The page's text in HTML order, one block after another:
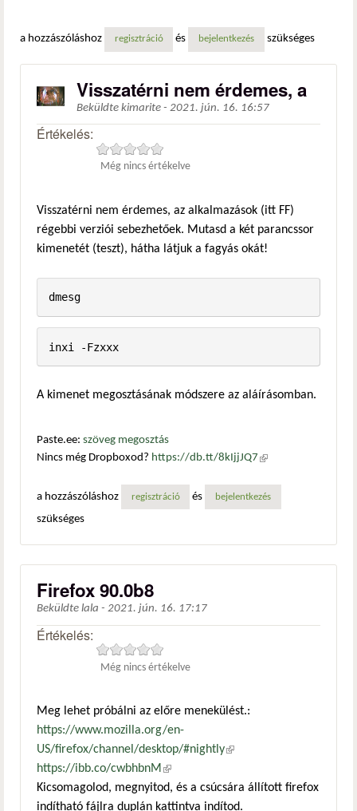
a hozzászóláshoz regisztráció és bejelentkezés szükséges
Visszatérni nem érdemes, a
Beküldte kimarite - 2021. jún. 16. 16:57
Értékelés:
Még nincs értékelve
Visszatérni nem érdemes, az alkalmazások (itt FF)
régebbi verziói sebezhetőek. Mutasd a két parancssor
kimenetét (teszt), hátha látjuk a fagyás okát!
dmesg
inxi -Fzxxx
A kimenet megosztásának módszere az aláírásomban.
Paste.ee: szöveg megosztás
Nincs még Dropboxod? https://db.tt/8kIjjJQ7 (külső
a hozzászóláshoz
regisztráció és bejelentkezés
szükséges
Firefox 90.0b8
Beküldte lala - 2021. jún. 16. 17:17
Értékelés:
Még nincs értékelve
Meg lehet próbálni az előre menekülést.:
https://www.mozilla.org/en-
US/firefox/channel/desktop/#nightly(külső hivatkozás)
https://ibb.co/cwbhbnM (külső hivatkozás)
Kicsomagolod, megnyitod, és a csúcsára állított firefox
indítható fájlra duplán kattintva indítod.